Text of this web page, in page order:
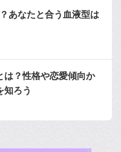
あなたと合う血液型は
は？性格や恋愛傾向か
知ろう